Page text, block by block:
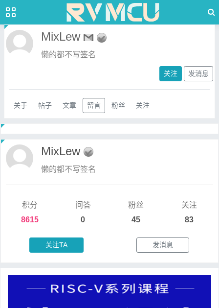
MixLew
懒的都不写签名
关注 发消息
关于 帖子 文章 留言 粉丝 关注
MixLew
懒的都不写签名
积分
8615
问答
0
粉丝
45
关注
83
关注TA 发消息